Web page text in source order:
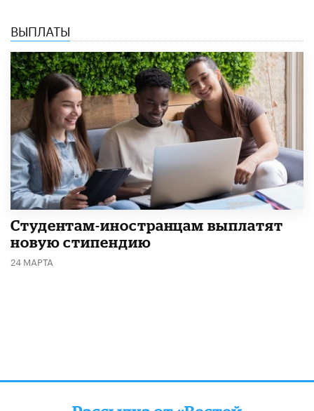
ВЫПЛАТЫ
Студентам-иностранцам выплатят
новую стипендию
24 МАРТА